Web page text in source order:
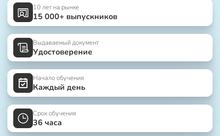
10 лет на рынке
15 000+ выпускников
Выдаваемый документ
Удостоверение
Начало обучения
Каждый день
Срок обучения
36 часа